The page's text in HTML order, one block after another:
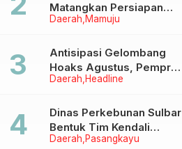
Daerah Mamuju
Matangkan Persiapan
HUT Ke-81 RI, Puncak
Ahmad Kirang
Daerah Headline
Antisipasi Gelombang
Hoaks Agustus, Pemprov
Sulbar Ajak Warga Jaga
Daerah Pasangkayu
Dinas Perkebunan Sulbar
Bentuk Tim Kendali
Internal ICS untuk Dukung